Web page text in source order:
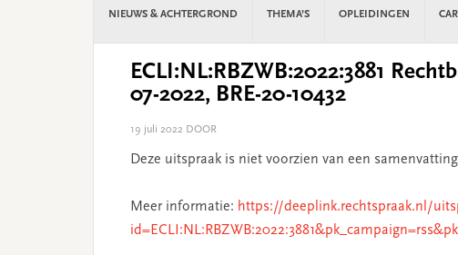
NIEUWS & ACHTERGROND THEMA’S OPLEIDINGEN
ECLI:NL:RBZWB:2022:3881
07-2022, BRE-20-10432
19 juli 2022 DOOR
Deze uitspraak is niet voorzien van een
Meer informatie: https://deeplink.rechtspraak.nl/